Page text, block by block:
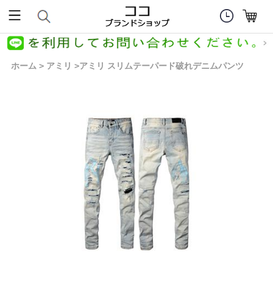
ホーム > アミリ >アミリ スリムテーパード破れデニムパンツ